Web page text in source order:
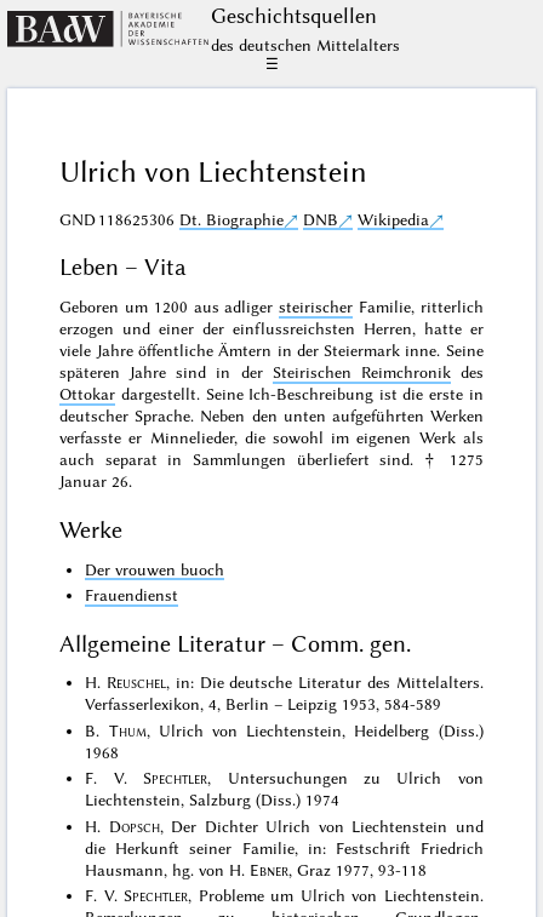
Geschichts­quellen
des deutschen Mittelalters
☰
Ulrich von Liechtenstein
GND118625306 Dt. Biographie DNB Wikipedia
Leben – Vita
Geboren um 1200 aus adligersteirischer Familie, ritterlich
erzogen und einer der einflussreichsten Herren, hatte er
viele Jahre öffentliche Ämtern in der Steiermark inne. Seine
späteren Jahre sind in der Steirischen Reimchronikdes
Ottokar dargestellt. Seine Ich-Beschreibung ist die erste in
deutscher Sprache. Neben den unten aufgeführten Werken
verfasste er Minnelieder, die sowohl im eigenen Werk als
auch separat in Sammlungen überliefert sind. † 1275
Januar 26.
Werke
Der vrouwen buoch
Frauendienst
Allgemeine Literatur – Comm. gen.
H. Reuschel, in: Die deutsche Literatur des Mittelalters.
Verfasserlexikon, 4, Berlin – Leipzig 1953, 584-589
B. Thum, Ulrich von Liechtenstein, Heidelberg (Diss.)
1968
F. V.Spechtler, Untersuchungen zu Ulrich von
Liechtenstein, Salzburg (Diss.) 1974
H. Dopsch, Der Dichter Ulrich von Liechtenstein und
die Herkunft seiner Familie, in: Festschrift Friedrich
Hausmann, hg. von H. Ebner, Graz 1977, 93-118
F. V.Spechtler, Probleme um Ulrich von Liechtenstein.